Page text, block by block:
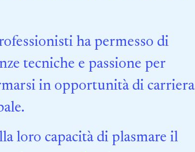
ha permesso di
tecniche e passione per
in opportunità di carriera
loro capacità di plasmare il